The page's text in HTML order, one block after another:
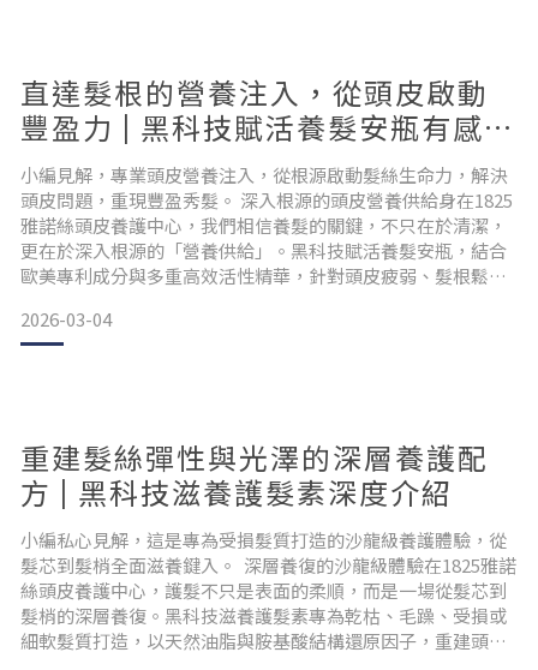
直達髮根的營養注入，從頭皮啟動
豐盈力 | 黑科技賦活養髮安瓶有感介
紹
小編見解，專業頭皮營養注入，從根源啟動髮絲生命力，解決
頭皮問題，重現豐盈秀髮。 深入根源的頭皮營養供給身在1825
雅諾絲頭皮養護中心，我們相信養髮的關鍵，不只在於清潔，
更在於深入根源的「營養供給」。黑科技賦活養髮安瓶，結合
歐美專利成分與多重高效活性精華，針對頭皮疲弱、髮根鬆
健康生命力。 為什麼要使用養髮安瓶？頭皮問題警訊你是否常
常感覺頭皮容易出油、有屑、癢、緊繃？或是發現髮量逐漸稀
2026-03-04
重建髮絲彈性與光澤的深層養護配
方 | 黑科技滋養護髮素深度介紹
小編私心見解，這是專為受損髮質打造的沙龍級養護體驗，從
髮芯到髮梢全面滋養鍵入。 深層養復的沙龍級體驗在1825雅諾
絲頭皮養護中心，護髮不只是表面的柔順，而是一場從髮芯到
髮梢的深層養復。黑科技滋養護髮素專為乾枯、毛躁、受損或
細軟髮質打造，以天然油脂與胺基酸結構還原因子，重建頭髮